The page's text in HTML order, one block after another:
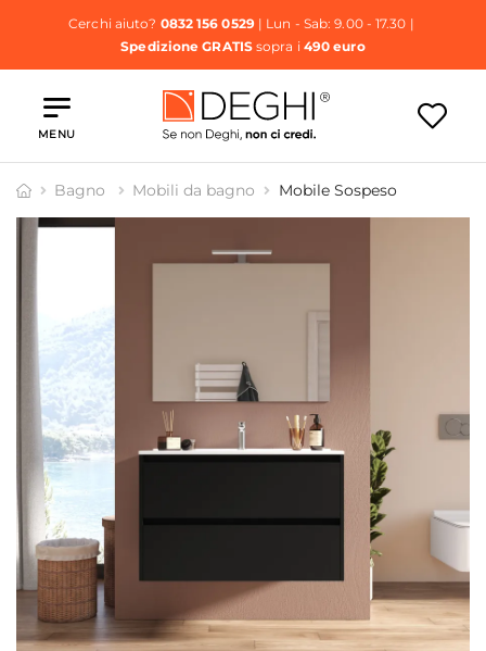
Cerchi aiuto? 0832 156 0529| Lun - Sab: 9.00 - 17.30 |
Spedizione GRATISsopra i 490 euro
MENU
Bagno Mobili da bagno Mobile Sospeso